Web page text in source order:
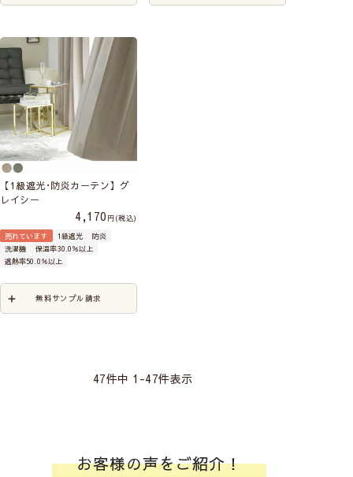
【1級遮光･防炎カーテン】グ
レイシー
4,170
税込
売れています
1級遮光
防炎
洗濯機
保温率30.0％以上
遮熱率50.0％以上
無料サンプル請求
47件中 1 -47件表示
お客様の声をご紹介！